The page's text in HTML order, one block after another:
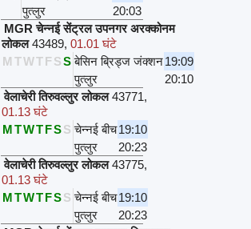
पुत्लुर
20:03
MGR चेन्नई सेंट्रल उपनगर अरक्कोनम
लोकल 43489, 01.01 घंटे
M TWTFSS बेसिन ब्रिड्ज जंक्शन19:09
पुत्लुर
20:10
वेलाचेरी तिरुवल्लुर लोकल 43771,
01.13 घंटे
MTWTFSS चेन्नई बीच19:10
पुत्लुर
20:23
वेलाचेरी तिरुवल्लुर लोकल 43775,
01.13 घंटे
MTWTFSS चेन्नई बीच19:10
पुत्लुर
20:23